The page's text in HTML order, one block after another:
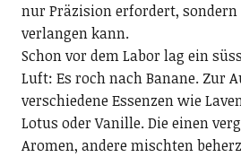
nur Präzision erfordert,
verlangen kann.
Schon vor dem Labor lag ein
Luft: Es roch nach Banane. Zur
verschiedene Essenzen wie
Lotus oder Vanille. Die einen
Aromen, andere mischten